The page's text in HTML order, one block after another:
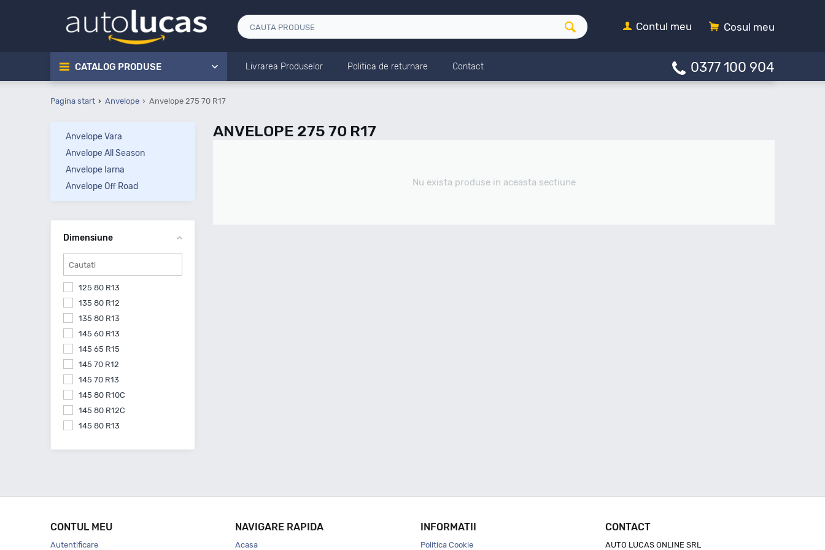
Cosul meu
Contul meu
CATALOG PRODUSE Livrarea Produselor Politica de returnare Contact 0377 100 904
Pagina start Anvelope Anvelope 275 70 R17
ANVELOPE 275 70 R17
Nu exista produse in aceasta sectiune
Anvelope Vara
Anvelope All Season
Anvelope Iarna
Anvelope Off Road
Dimensiune
125 80 R13
135 80 R12
135 80 R13
145 60 R13
145 65 R15
145 70 R12
145 70 R13
145 80 R10C
145 80 R12C
145 80 R13
155 65 R15
CONTUL MEU
Autentificare
NAVIGARE RAPIDA
Acasa
INFORMATII
Politica Cookie
CONTACT
AUTO LUCAS ONLINE SRL